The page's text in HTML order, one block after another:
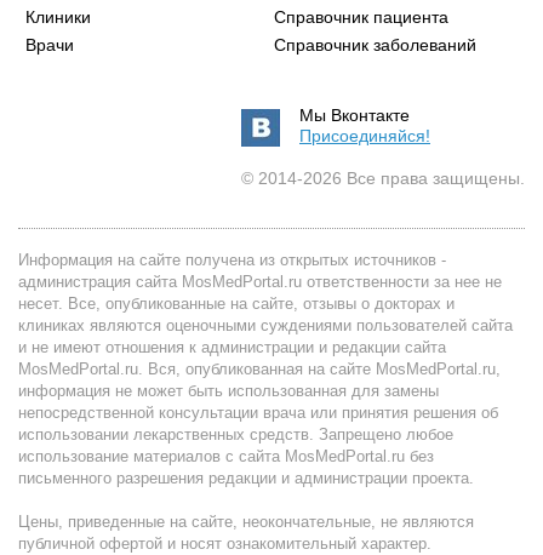
Клиники
Врачи
Справочник пациента
Справочник заболеваний
Мы Вконтакте
Присоединяйся!
© 2014-2026 Все права защищены.
Информация на сайте получена из открытых источников -
администрация сайта MosMedPortal.ru ответственности за нее не
несет. Все, опубликованные на сайте, отзывы о докторах и
клиниках являются оценочными суждениями пользователей сайта
и не имеют отношения к администрации и редакции сайта
MosMedPortal.ru. Вся, опубликованная на сайте MosMedPortal.ru,
информация не может быть использованная для замены
непосредственной консультации врача или принятия решения об
использовании лекарственных средств. Запрещено любое
использование материалов с сайта MosMedPortal.ru без
письменного разрешения редакции и администрации проекта.
Цены, приведенные на сайте, неокончательные, не являются
публичной офертой и носят ознакомительный характер.